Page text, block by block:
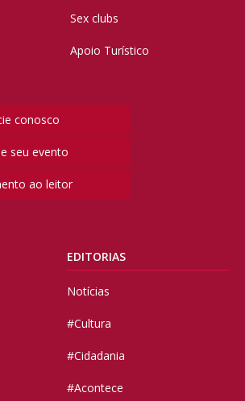
Sex clubs
Apoio Turístico
conosco
seu evento
ao leitor
EDITORIAS
Notícias
#Cultura
#Cidadania
#Acontece